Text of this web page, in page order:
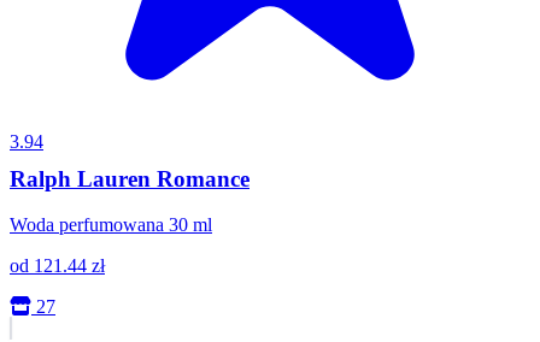
3.94
Ralph Lauren Romance
Woda perfumowana 30 ml
od 121.44 zł
27